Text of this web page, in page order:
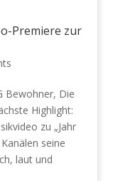
Premiere zur
Bewohner, Die
Highlight:
zu „Jahr
seine
laut und